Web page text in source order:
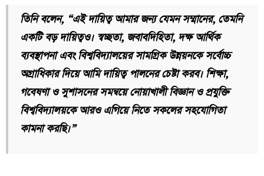
তিনি বলেন, “এই দায়িত্ব আমার জন্য যেমন সম্মানের, তেমনি
একটি বড় দায়িত্বও। স্বচ্ছতা, জবাবদিহিতা, দক্ষ আর্থিক
ব্যবস্থাপনা এবং বিশ্ববিদ্যালয়ের সামগ্রিক উন্নয়নকে সর্বোচ্চ
অগ্রাধিকার দিয়ে আমি দায়িত্ব পালনের চেষ্টা করব। শিক্ষা,
গবেষণা ও সুশাসনের সমন্বয়ে নোয়াখালী বিজ্ঞান ও প্রযুক্তি
বিশ্ববিদ্যালয়কে আরও এগিয়ে নিতে সকলের সহযোগিতা
কামনা করছি।”